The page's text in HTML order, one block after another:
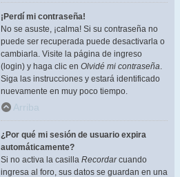
¡Perdí mi contraseña!
No se asuste, ¡calma! Si su contraseña no
puede ser recuperada puede desactivarla o
cambiarla. Visite la página de ingreso
(login) y haga clic en Olvidé mi contraseña.
Siga las instrucciones y estará identificado
nuevamente en muy poco tiempo.
Arriba
¿Por qué mi sesión de usuario expira
automáticamente?
Si no activa la casilla Recordarcuando
ingresa al foro, sus datos se guardan en una